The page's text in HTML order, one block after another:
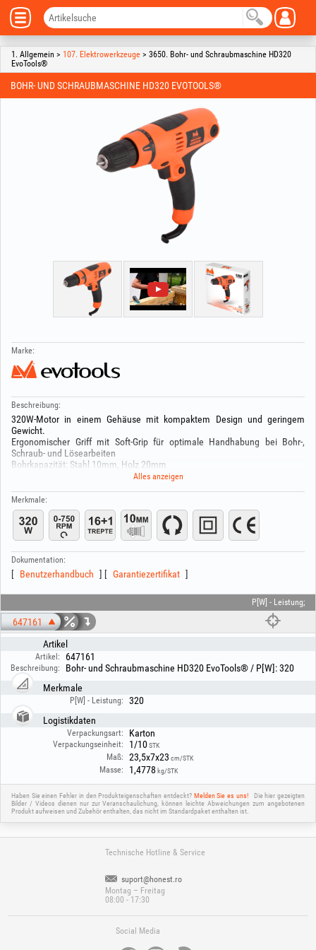
1. Allgemein > 107. Elektrowerkzeuge > 3650. Bohr- und Schraubmaschine HD320
EvoTools®
BOHR- UND SCHRAUBMASCHINE HD320 EVOTOOLS®
Marke:
Beschreibung:
320W-Motor in einem Gehäuse mit kompaktem Design und geringem
Gewicht.
Ergonomischer Griff mit Soft-Grip für optimale Handhabung bei Bohr-,
Schraub- und Lösearbeiten
Bohrkapazität: Stahl 10mm, Holz 20mm
Schnellspannbohrfutter für einfachen Zubehörwechsel
Schalter zur Drehrichtungsumkehr
Arretierknopf für Dauerbetrieb
Alles anzeigen
Merkmale:
Dokumentation:
Benutzerhandbuch Garantiezertifikat
P[W] - Leistung;
647161
Artikel
Artikel: 647161
Beschreibung:
Bohr- und Schraubmaschine HD320 EvoTools® / P[W]: 320
Merkmale
P[W] - Leistung:
320
Logistikdaten
Verpackungsart: Karton
Verpackungseinheit: 1/10STK
Maß: 23,5x7x23 cm/STK
Masse: 1,4778 kg/STK
Haben Sie einen Fehler in den Produkteigenschaften entdeckt? Melden Sie es uns!
Die hier gezeigten
Bilder / Videos dienen nur zur Veranschaulichung, können leichte Abweichungen zum angebotenen
Produkt aufweisen und Zubehör enthalten, das nicht im Standardpaket enthalten ist.
Technische Hotline & Service
suport@honest.ro
Montag – Freitag
08:00 - 17:30
Social Media